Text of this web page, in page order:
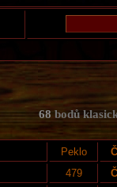
68 bodů
Peklo
479